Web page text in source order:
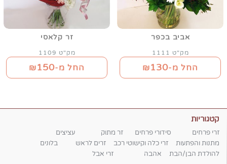
אביב בכפר
מק"ט 1111
החל מ-₪130
זר קלאסי
מק"ט 1109
החל מ-₪150
קטגוריות
זרי פרחים סידורי פרחים זר מתוק
עציצים
מתנות והפתעות
זרי כלה וקישוטי רכב זרים לראש
בלונים
להולדת הבן/הבת
אהבה זרי אבל